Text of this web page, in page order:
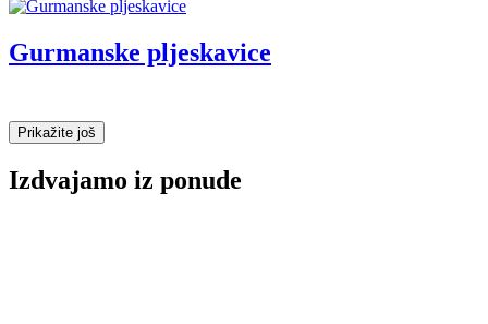
Gurmanske pljeskavice
Prikažite još
Izdvajamo iz ponude